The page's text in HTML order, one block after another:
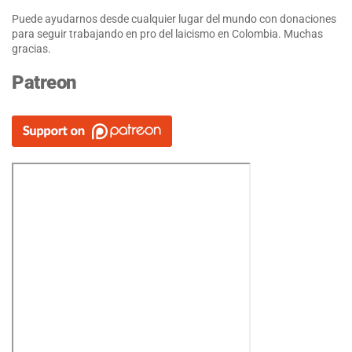
Puede ayudarnos desde cualquier lugar del mundo con donaciones
para seguir trabajando en pro del laicismo en Colombia. Muchas
gracias.
Patreon